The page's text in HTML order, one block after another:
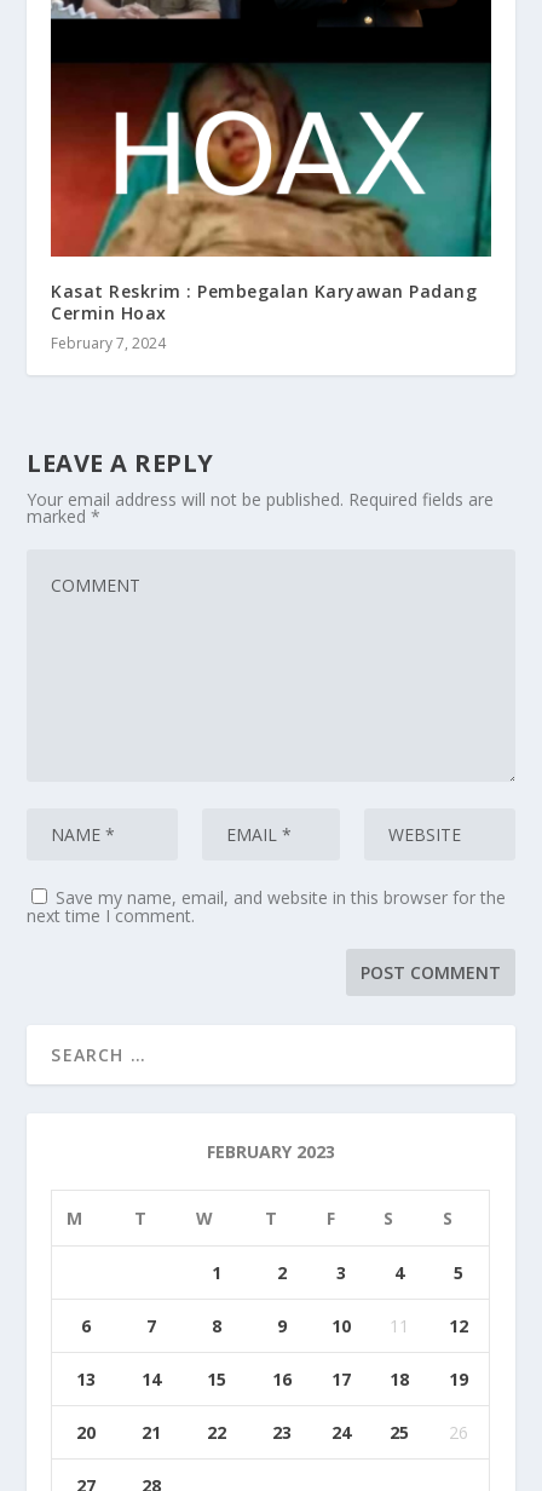
Kasat Reskrim : Pembegalan Karyawan Padang
Cermin Hoax
February 7, 2024
LEAVE A REPLY
Your email address will not be published. Required fields are
marked*
Save my name, email, and website in this browser for the
next time I comment.
FEBRUARY 2023
M T W T F S S
1 2 3 4 5
6 7 8 9 10 11 12
13 14 15 16 17 18 19
20 21 22 23 24 25 26
27
28